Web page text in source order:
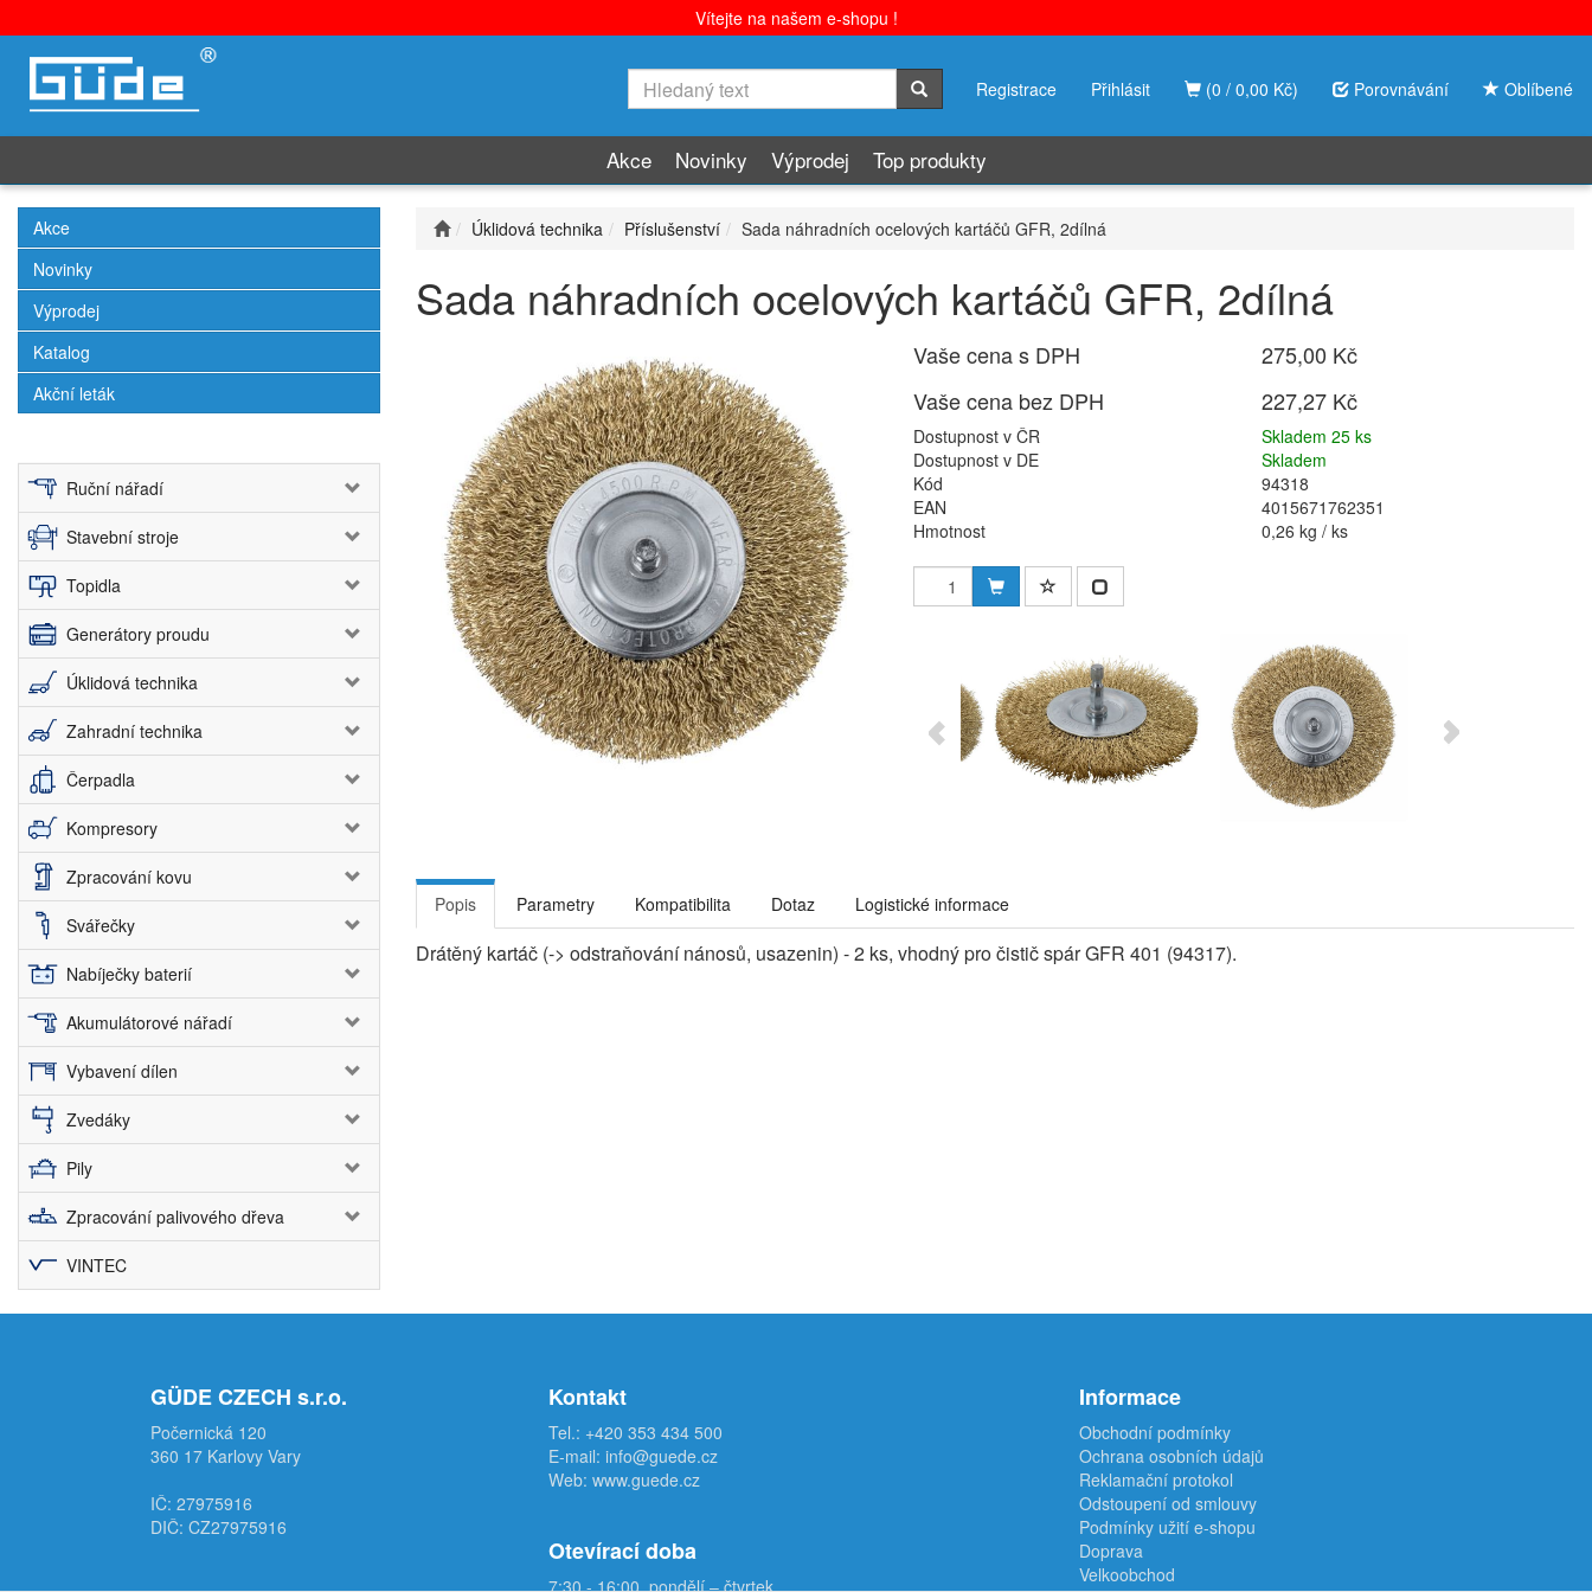
Vítejte na našem e-shopu !
(0 / 0,00 Kč) Porovnávání Oblíbené
Registrace Přihlásit
Akce Novinky Výprodej Top produkty
Akce
Novinky
Výprodej
Katalog
Akční leták
Ruční nářadí
Stavební stroje
Topidla
Generátory proudu
Úklidová technika
Zahradní technika
Čerpadla
Kompresory
Zpracování kovu
Svářečky
Nabíječky baterií
Akumulátorové nářadí
Vybavení dílen
Zvedáky
Pily
Zpracování palivového dřeva
VINTEC
Úklidová technika Příslušenství Sada náhradních ocelových kartáčů GFR, 2dílná
Sada náhradních ocelových kartáčů GFR, 2dílná
Vaše cena s DPH
275,00 Kč
Vaše cena bez DPH
227,27 Kč
Dostupnost v ČR
Skladem 25 ks
Dostupnost v DE
Skladem
Kód
94318
EAN
4015671762351
Hmotnost
0,26 kg / ks
Popis Parametry Kompatibilita Dotaz Logistické informace
Drátěný kartáč (-> odstraňování nánosů, usazenin) - 2 ks, vhodný pro čistič spár GFR 401 (94317).
GÜDE CZECH s.r.o.
Počernická 120
360 17 Karlovy Vary
IČ: 27975916
DIČ: CZ27975916
Kontakt
Tel.: +420 353 434 500
E-mail: info@guede.cz
Web: www.guede.cz
Otevírací doba
7:30 - 16:00, pondělí – čtvrtek
Informace
Obchodní podmínky
Ochrana osobních údajů
Reklamační protokol
Odstoupení od smlouvy
Podmínky užití e-shopu
Doprava
Velkoobchod